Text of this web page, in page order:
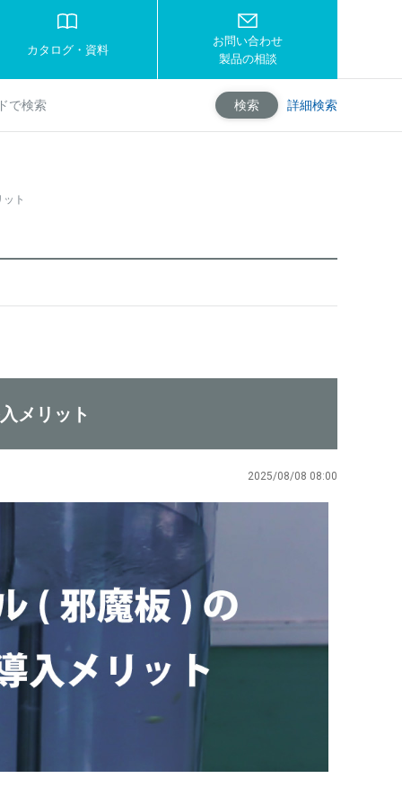
カタログ・資料
お問い合わせ
製品の相談
検索 詳細検索
ト
メリット
2025/08/08 08:00